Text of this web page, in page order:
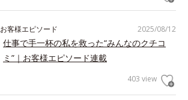
2025/08/12
お客様エピソード
仕事で手一杯の私を救った“みんなのクチコ
ミ”｜お客様エピソード連載
403 view